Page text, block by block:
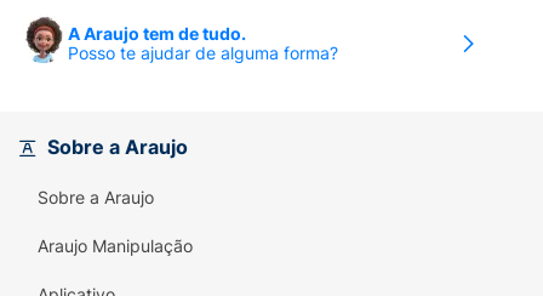
A Araujo tem de tudo.
Posso te ajudar de alguma forma?
Sobre a Araujo
Sobre a Araujo
Araujo Manipulação